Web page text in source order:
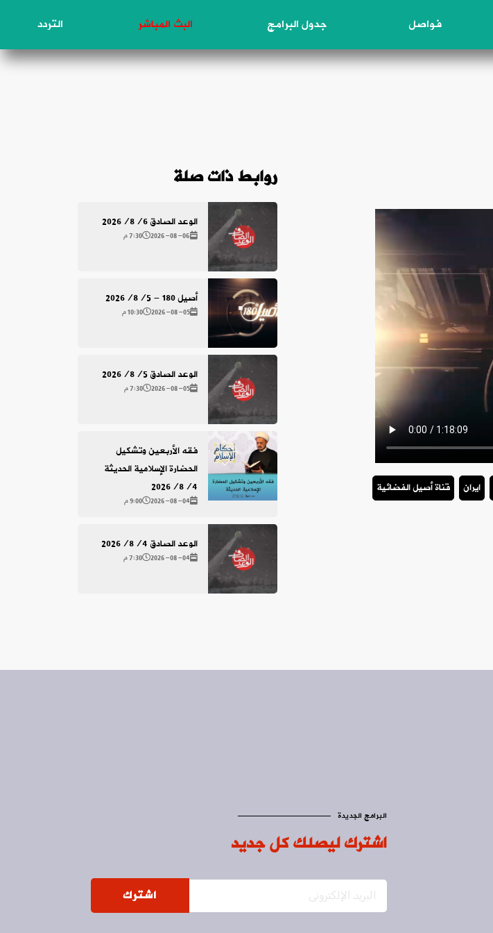
فواصل جدول البرامج البث المباشر التردد
ايران
قناة أصيل الفضائية
روابط ذات صلة
الوعد الصادق 2026/8/6
2026-08-06 7:30 م
أصيل 180 - 2026/8/5
2026-08-05 10:30 م
الوعد الصادق 2026/8/5
2026-08-05 7:30 م
فقه الأربعين وتشكيل
الحضارة الإسلامية الحديثة
2026/8/4
2026-08-04 9:00 م
الوعد الصادق 2026/8/4
2026-08-04 7:30 م
البرامج الجديدة
اشترك ليصلك كل جديد
اشترك